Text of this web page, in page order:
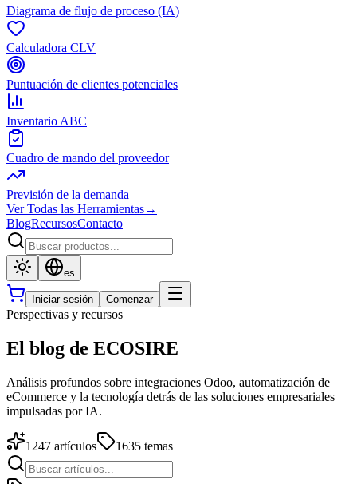
Diagrama de flujo de proceso (IA)
Calculadora CLV
Puntuación de clientes potenciales
Inventario ABC
Cuadro de mando del proveedor
Previsión de la demanda
Ver Todas las Herramientas→
BlogRecursosContacto
es
Iniciar sesión Comenzar
Perspectivas y recursos
El blog de ECOSIRE
Análisis profundos sobre integraciones Odoo, automatización de
eCommerce y la tecnología detrás de las soluciones empresariales
impulsadas por IA.
1247 artículos 1635 temas